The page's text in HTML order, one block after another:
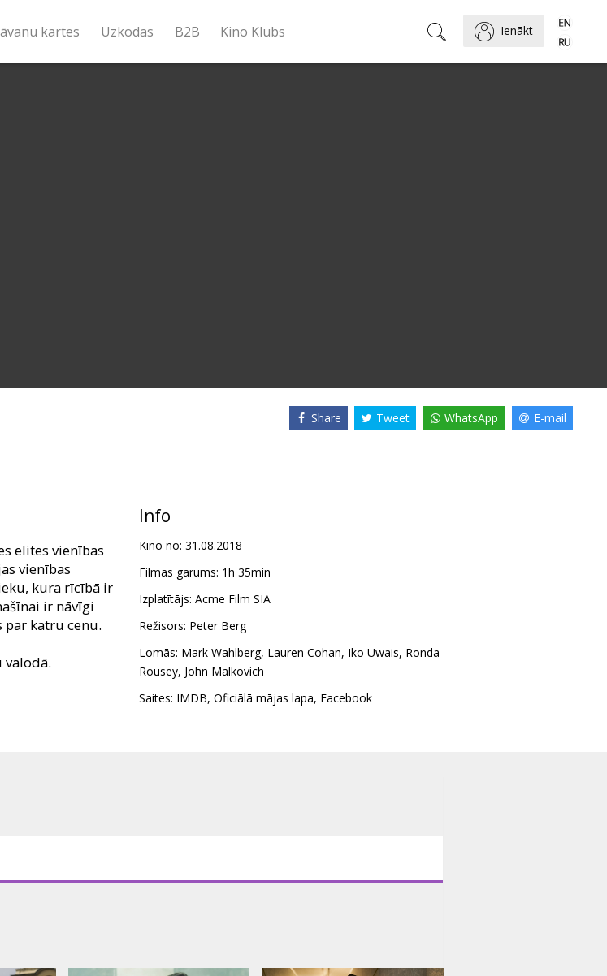
kartes Uzkodas B2B Kino Klubs Ienākt
Share Tweet WhatsApp E-mail
elites vienības
vienības
kura rīcībā ir
ir nāvīgi
katru cenu.
Info
Kino no: 31.08.2018
Filmas garums: 1h 35min
Izplatītājs: Acme Film SIA
Režisors: Peter Berg
Lomās: Mark Wahlberg, Lauren Cohan, Iko Uwais, Ronda
Rousey, John Malkovich
Saites: IMDB, Oficiālā mājas lapa, Facebook